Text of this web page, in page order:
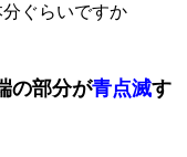
ぐらいですか
の部分が青点滅す